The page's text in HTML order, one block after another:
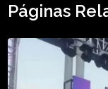
Páginas